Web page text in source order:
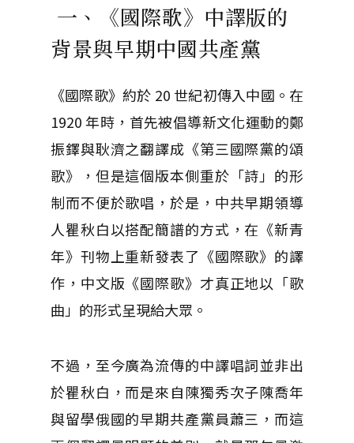
一、《國際歌》中譯版的
背景與早期中國共產黨
《國際歌》約於 20 世紀初傳入中國。在
1920 年時，首先被倡導新文化運動的鄭
振鐸與耿濟之翻譯成《第三國際黨的頌
歌》，但是這個版本側重於「詩」的形
制而不便於歌唱，於是，中共早期領導
人瞿秋白以搭配簡譜的方式，在《新青
年》刊物上重新發表了《國際歌》的譯
作，中文版《國際歌》才真正地以「歌
曲」的形式呈現給大眾。
不過，至今廣為流傳的中譯唱詞並非出
於瞿秋白，而是來自陳獨秀次子陳喬年
與留學俄國的早期共產黨員蕭三，而這